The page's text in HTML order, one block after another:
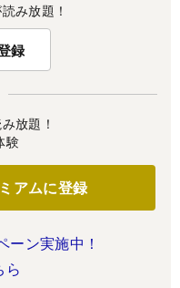
み放題！
録
放題！
験
アムに登録
ーン実施中！
ら